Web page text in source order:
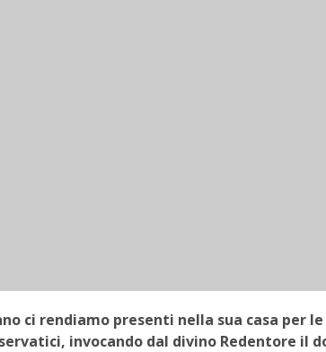
ci rendiamo presenti nella sua casa
invocando dal divino Redentore il